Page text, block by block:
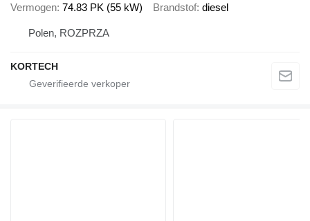
Vermogen 74.83 PK (55 kW) Brandstof diesel
Polen, ROZPRZA
KORTECH